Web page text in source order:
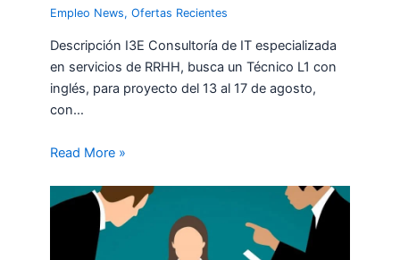
Empleo News,Ofertas Recientes
Descripción I3E Consultoría de IT especializada
en servicios de RRHH, busca un Técnico L1 con
inglés, para proyecto del 13 al 17 de agosto,
con…
Read More »